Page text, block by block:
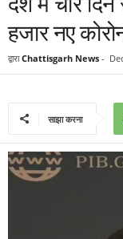
हजार नए
द्वारा Chattisgarh News -
साझा करना